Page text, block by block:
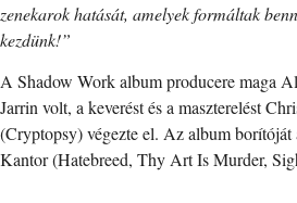
zenekarok hatását, amelyek formáltak
kezdünk!”
A Shadow Work album producere maga
Jarrin volt, a keverést és a maszterelést
(Cryptopsy) végezte el. Az album borítóját
Kantor (Hatebreed, Thy Art Is Murder,